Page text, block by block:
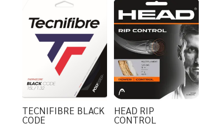
TECNIFIBRE BLACK
CODE
HEAD RIP
CONTROL